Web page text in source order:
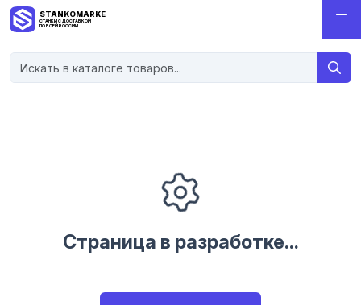
STANKOMARKET
СТАНКИ С ДОСТАВКОЙ
ПО ВСЕЙ РОССИИ
Страница в разработке...